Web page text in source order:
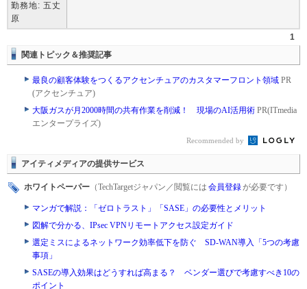
勤務地: 五丈
原
1
関連トピック＆推奨記事
最良の顧客体験をつくるアクセンチュアのカスタマーフロント領域 PR
(アクセンチュア)
大阪ガスが月2000時間の共有作業を削減！ 現場のAI活用術 PR(ITmedia
エンタープライズ)
Recommended by
アイティメディアの提供サービス
ホワイトペーパー （TechTargetジャパン／閲覧には 会員登録が必要です）
マンガで解説：「ゼロトラスト」「SASE」の必要性とメリット
図解で分かる、IPsec VPNリモートアクセス設定ガイド
選定ミスによるネットワーク効率低下を防ぐ SD-WAN導入「5つの考慮
事項」
SASEの導入効果はどうすれば高まる？ ベンダー選びで考慮すべき10の
ポイント